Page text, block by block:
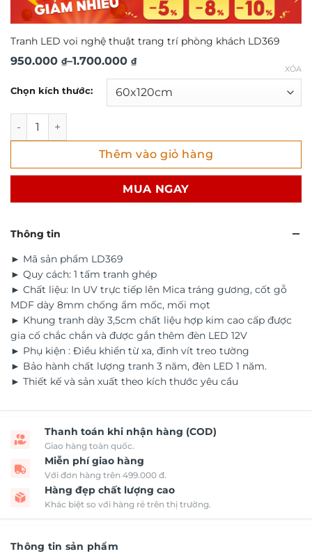
Tranh LED voi nghệ thuật trang trí phòng khách LD369
950.000 ₫–1.700.000 ₫
Khoảng
950.000 ₫
đến
1.700.000 ₫
Chọn kích thước:
XÓA
Tranh LED voi nghệ thuật trang trí phòng khách LD369 số
Thêm vào giỏ hàng
MUA NGAY
Thông tin
► Mã sản phẩm LD369
► Quy cách: 1 tấm tranh ghép
► Chất liệu: In UV trực tiếp lên Mica tráng gương, cốt gỗ
MDF dày 8mm chống ẩm mốc, mối mọt
► Khung tranh dày 3,5cm chất liệu hợp kim cao cấp được
gia cố chắc chắn và được gắn thêm đèn LED 12V
► Phụ kiện : Điều khiển từ xa, đinh vít treo tường
► Bảo hành chất lượng tranh 3 năm, đèn LED 1 năm.
► Thiết kế và sản xuất theo kích thước yêu cầu
Thanh toán khi nhận hàng (COD)
Giao hàng toàn quốc.
Miễn phí giao hàng
Với đơn hàng trên 499.000 đ.
Hàng đẹp chất lượng cao
Khác biệt so với hàng rẻ trên thị trường.
Thông tin sản phẩm